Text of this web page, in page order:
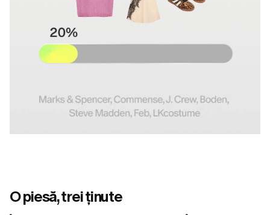
O piesă, trei ținute